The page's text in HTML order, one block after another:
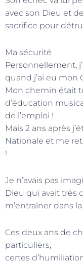
avec son Dieu et
sacrifice pour
Ma sécurité
Personnellement,
quand j’ai eu mon
Mon chemin était
d’éducation
de l’emploi !
Mais 2 ans après
Nationale et me
!
Je n’avais pas
Dieu qui avait très
m’entraîner dans
Ces deux ans de
particuliers,
certes